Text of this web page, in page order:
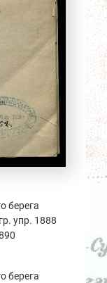
берега
упр. 1888
берега